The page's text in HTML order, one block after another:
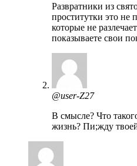
Развратники из
проститутки это не
которые не
показываете свои
@user-Z27
В смысле? Что
жизнь? Пи;жду